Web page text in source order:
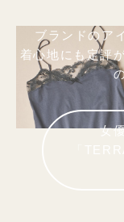
ブランドのア
着心地にも定評
女